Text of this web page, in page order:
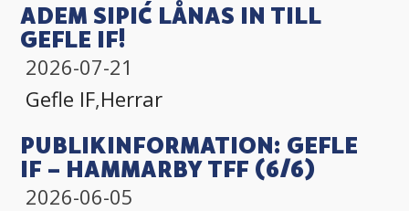
ADEM SIPIĆ LÅNAS IN TILL
GEFLE IF!
2026-07-21
Gefle IF,Herrar
PUBLIKINFORMATION: GEFLE
IF – HAMMARBY TFF (6/6)
2026-06-05